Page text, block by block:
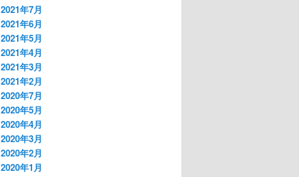
2021年7月
2021年6月
2021年5月
2021年4月
2021年3月
2021年2月
2020年7月
2020年5月
2020年4月
2020年3月
2020年2月
2020年1月